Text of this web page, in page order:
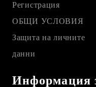
Регистрация
ОБЩИ УСЛОВИЯ
Защита на личните
данни
Информация